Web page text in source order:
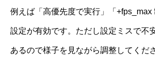
例えば「高優先度で実行」「+fps_max
設定が有効です。ただし設定ミスで不
あるので様子を見ながら調整してくだ